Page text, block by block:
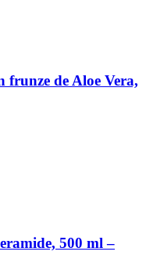
frunze de Aloe Vera,
500 ml –